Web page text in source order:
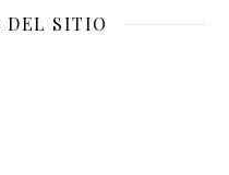
DEL SITIO